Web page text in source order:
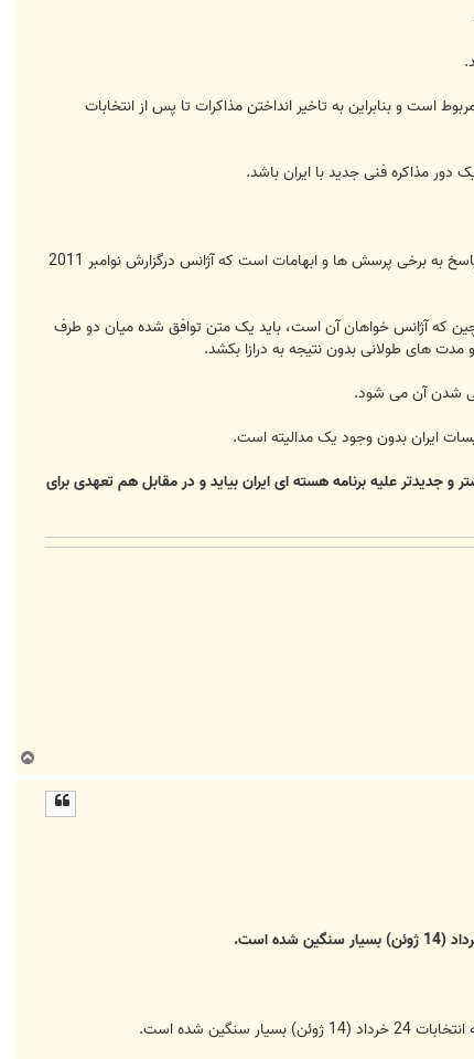
است و بنابراین به تاخیر انداختن مذاکرات تا پس از انتخابات
ایران و آژانس از نوامبر 2011 به این سو، 9 دور درباره تدوین یک مدالیته جدید مذاکره کرده اند. این مدالیته یک برنامه کاری برای پاسخ به برخی پرسش ها و ابهامات است که آژانس درگزارش نوامبر 2011
که آژانس خواهان آن است، باید یک متن توافق شده میان دو طرف
های طولانی بدون نتیجه به درازا بکشد.
شدن آن می شود.
علیه برنامه هسته ای ایران بیاید و در مقابل هم تعهدی برای
ا
شده است.